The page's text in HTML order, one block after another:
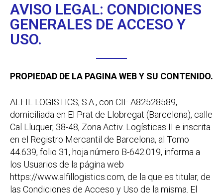
AVISO LEGAL: CONDICIONES
GENERALES DE ACCESO Y
USO.
PROPIEDAD DE LA PAGINA WEB Y SU CONTENIDO.
ALFIL LOGISTICS, S.A., con CIF A82528589,
domiciliada en El Prat de Llobregat (Barcelona), calle
Cal Lluquer, 38-48, Zona Activ. Logísticas II e inscrita
en el Registro Mercantil de Barcelona, al Tomo
44.639, folio 31, hoja número B-642.019, informa a
los Usuarios de la página web
https://www.alfillogistics.com, de la que es titular, de
las Condiciones de Acceso y Uso de la misma. El